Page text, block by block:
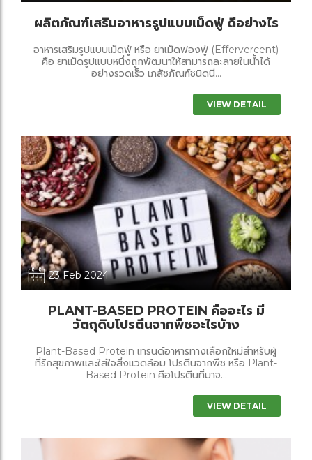
ผลิตภัณฑ์เสริมอาหารรูปแบบเม็ดฟู่ ดีอย่างไร
อาหารเสริมรูปแบบเม็ดฟู่ หรือ ยาเม็ดฟองฟู่ (Effervercent)
คือ ยาเม็ดรูปแบบหนึ่งถูกพัฒนาให้สามารถละลายในน้ำได้
อย่างรวดเร็ว เภสัชภัณฑ์ชนิดนี...
VIEW DETAIL
23 Feb 2024
PLANT-BASED PROTEIN คืออะไร มี
วัตถุดิบโปรตีนจากพืชอะไรบ้าง
Plant-Based Protein เทรนด์อาหารทางเลือกใหม่สำหรับผู้
ที่รักสุขภาพและใส่ใจสิ่งแวดล้อม โปรตีนจากพืช หรือ Plant-
Based Protein คือโปรตีนที่มาจ...
VIEW DETAIL